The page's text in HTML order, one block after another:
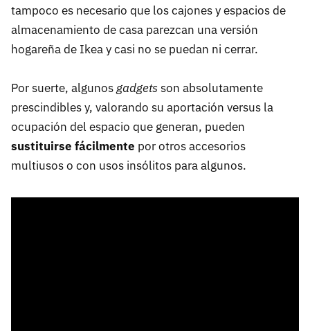
tampoco es necesario que los cajones y espacios de
almacenamiento de casa parezcan una versión
hogareña de Ikea y casi no se puedan ni cerrar.
Por suerte, algunosgadgetsson absolutamente
prescindibles y, valorando su aportación versus la
ocupación del espacio que generan, pueden
sustituirse fácilmente por otros accesorios
multiusos o con usos insólitos para algunos.